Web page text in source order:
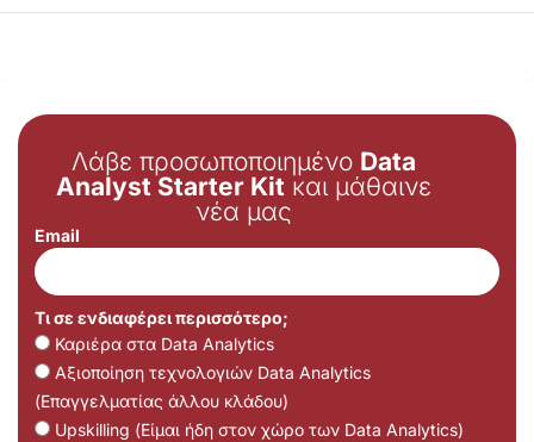
Λάβε προσωποποιημένο Data
Analyst Starter Kit και μάθαινε
νέα μας
Email
Τι σε ενδιαφέρει περισσότερο;
Καριέρα στα Data Analytics
Αξιοποίηση τεχνολογιών Data Analytics
(Επαγγελματίας άλλου κλάδου)
Upskilling (Είμαι ήδη στον χώρο των Data Analytics)